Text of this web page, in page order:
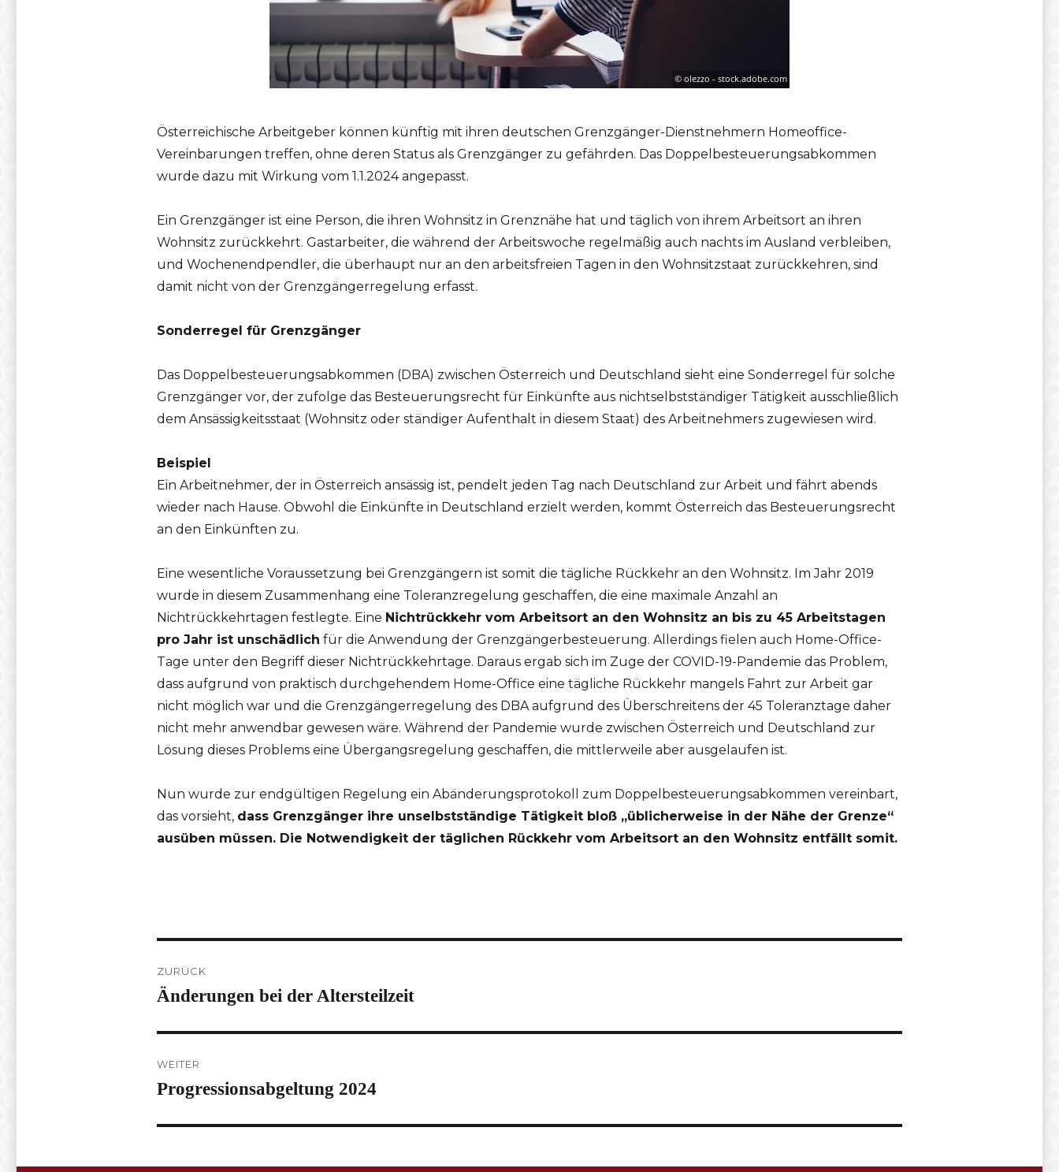
Österreichische Arbeitgeber können künftig mit ihren deutschen Grenzgänger-Dienstnehmern Homeoffice-
Vereinbarungen treffen, ohne deren Status als Grenzgänger zu gefährden. Das Doppelbesteuerungsabkommen
wurde dazu mit Wirkung vom 1.1.2024 angepasst.
Ein Grenzgänger ist eine Person, die ihren Wohnsitz in Grenznähe hat und täglich von ihrem Arbeitsort an ihren
Wohnsitz zurückkehrt. Gastarbeiter, die während der Arbeitswoche regelmäßig auch nachts im Ausland verbleiben,
und Wochenendpendler, die überhaupt nur an den arbeitsfreien Tagen in den Wohnsitzstaat zurückkehren, sind
damit nicht von der Grenzgängerregelung erfasst.
Sonderregel für Grenzgänger
Das Doppelbesteuerungsabkommen (DBA) zwischen Österreich und Deutschland sieht eine Sonderregel für solche
Grenzgänger vor, der zufolge das Besteuerungsrecht für Einkünfte aus nichtselbstständiger Tätigkeit ausschließlich
dem Ansässigkeitsstaat (Wohnsitz oder ständiger Aufenthalt in diesem Staat) des Arbeitnehmers zugewiesen wird.
Beispiel
Ein Arbeitnehmer, der in Österreich ansässig ist, pendelt jeden Tag nach Deutschland zur Arbeit und fährt abends
wieder nach Hause. Obwohl die Einkünfte in Deutschland erzielt werden, kommt Österreich das Besteuerungsrecht
an den Einkünften zu.
Eine wesentliche Voraussetzung bei Grenzgängern ist somit die tägliche Rückkehr an den Wohnsitz. Im Jahr 2019
wurde in diesem Zusammenhang eine Toleranzregelung geschaffen, die eine maximale Anzahl an
Nichtrückkehrtagen festlegte. Eine Nichtrückkehr vom Arbeitsort an den Wohnsitz an bis zu 45 Arbeitstagen
pro Jahr ist unschädlich für die Anwendung der Grenzgängerbesteuerung. Allerdings fielen auch Home-Office-
Tage unter den Begriff dieser Nichtrückkehrtage. Daraus ergab sich im Zuge der COVID-19-Pandemie das Problem,
dass aufgrund von praktisch durchgehendem Home-Office eine tägliche Rückkehr mangels Fahrt zur Arbeit gar
nicht möglich war und die Grenzgängerregelung des DBA aufgrund des Überschreitens der 45 Toleranztage daher
nicht mehr anwendbar gewesen wäre. Während der Pandemie wurde zwischen Österreich und Deutschland zur
Lösung dieses Problems eine Übergangsregelung geschaffen, die mittlerweile aber ausgelaufen ist.
Nun wurde zur endgültigen Regelung ein Abänderungsprotokoll zum Doppelbesteuerungsabkommen vereinbart,
das vorsieht, dass Grenzgänger ihre unselbstständige Tätigkeit bloß „üblicherweise in der Nähe der Grenze“
ausüben müssen. Die Notwendigkeit der täglichen Rückkehr vom Arbeitsort an den Wohnsitz entfällt somit.
ZURÜCK
Vorheriger
Änderungen bei der Altersteilzeit
WEITER
Nächster
Progressionsabgeltung 2024